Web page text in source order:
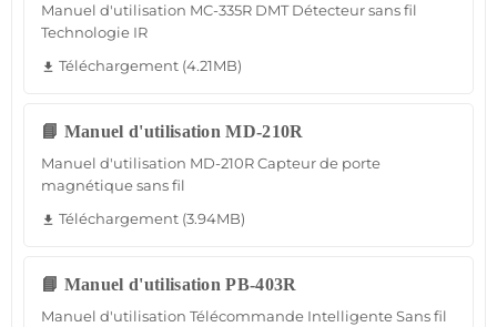
Manuel d'utilisation MC-335R DMT Détecteur sans fil
Technologie IR
file_download Téléchargement (4.21MB)
📘 Manuel d'utilisation MD-210R
Manuel d'utilisation MD-210R Capteur de porte
magnétique sans fil
file_download Téléchargement (3.94MB)
📘 Manuel d'utilisation PB-403R
Manuel d'utilisation Télécommande Intelligente Sans fil